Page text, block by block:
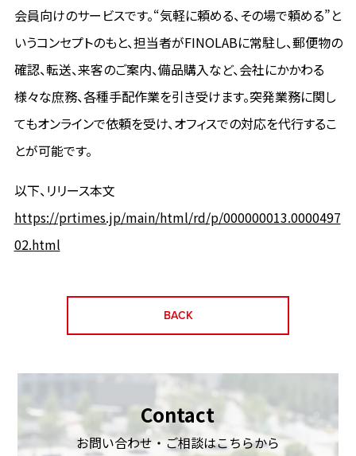
会員向けのサービスです。“気軽に頼める、その場で頼める”と
いうコンセプトのもと、担当者がFINOLABに常駐し、郵便物の
確認、転送、来客のご案内、備品購入など、会社にかかわる
様々な庶務、各種手配作業を引き受けます。突発業務に関し
てもオンラインで依頼を受け、オフィスでの対応を代行するこ
とが可能です。
以下、リリース本文
https://prtimes.jp/main/html/rd/p/000000013.0000497
02.html
BACK
Contact
お問い合わせ・ご相談はこちらから